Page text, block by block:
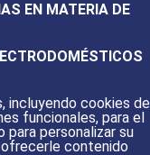
Pago
EN MATERIA DE
incluyendo cookies de
funcionales, para el
personalizar su
contenido